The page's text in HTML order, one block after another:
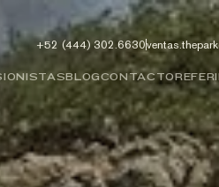
+52 (444) 302.6630
BLOGCONTACTO